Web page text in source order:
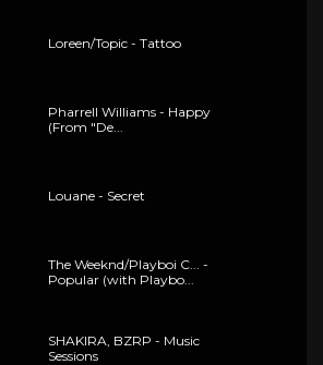
Loreen/Topic - Tattoo
Pharrell Williams - Happy
(From "De...
Louane - Secret
The Weeknd/Playboi C... -
Popular (with Playbo...
SHAKIRA, BZRP - Music
Sessions